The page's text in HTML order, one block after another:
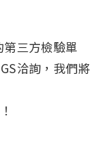
三方檢驗單
洽詢，我們將
！